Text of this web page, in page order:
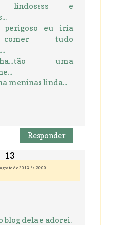
e
perigoso eu iria
tudo
uma
meninas linda...
Responder
de 2013 às 20:09
blog dela e adorei.